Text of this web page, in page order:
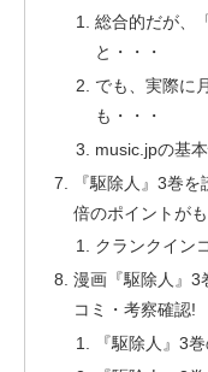
総合的だが、
と・・・
でも、実際に
も・・・
music.jpの基
『駆除人』3巻
倍のポイントが
クランクイン
漫画『駆除人』3
コミ・考察確認!
『駆除人』3